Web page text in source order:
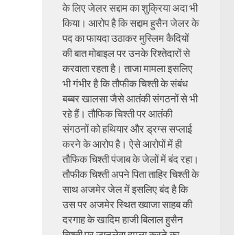
के लिए जेलर सद्दाम का शुक्रिया अदा भी
किया। आरोप है कि सद्दाम हुसैन जेलर के
पद का फायदा उठाकर मुस्लिम कैदियों
की बात मोबाइल पर उनके रिश्तेदारों से
करवाता रहता है। ताजा मामला इसलिए
भी गंभीर है कि तौफीक चिश्ती के संबंध
बब्बर खालसा जैसे आतंकी संगठनों से भी
रहे हैं। तौफिक चिश्ती पर आतंकी
संगठनों को हथियार और ड्रग्स सप्लाई
करने के आरोप है। ऐसे आरोपों में ही
तौफिक चिश्ती पंजाब के जेलों में बंद रहा।
तौफीक चिश्ती अपने पिता ताहिर चिश्ती के
साथ अजमेर जेल में इसलिए बंद है कि
उस पर अजमेर स्थित ख्वाजा साहब की
दरगाह के खादिम हाजी बिलाल हुसैन